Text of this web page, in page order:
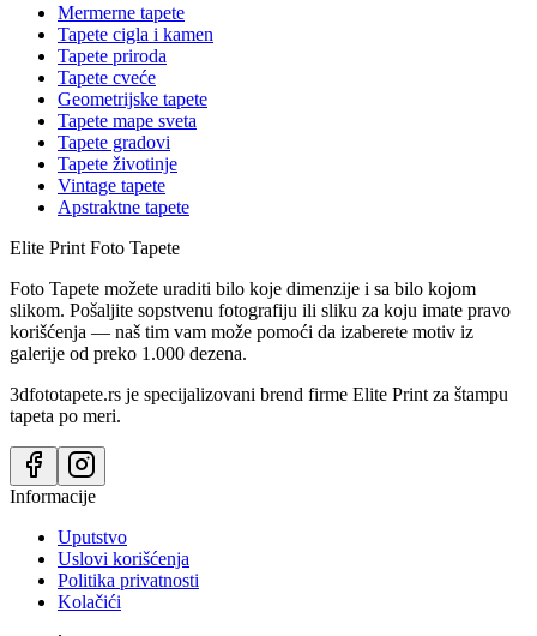
Mermerne tapete
Tapete cigla i kamen
Tapete priroda
Tapete cveće
Geometrijske tapete
Tapete mape sveta
Tapete gradovi
Tapete životinje
Vintage tapete
Apstraktne tapete
Elite Print Foto Tapete
Foto Tapete možete uraditi bilo koje dimenzije i sa bilo kojom
slikom. Pošaljite sopstvenu fotografiju ili sliku za koju imate pravo
korišćenja — naš tim vam može pomoći da izaberete motiv iz
galerije od preko 1.000 dezena.
3dfototapete.rs je specijalizovani brend firme Elite Print za štampu
tapeta po meri.
Informacije
Uputstvo
Uslovi korišćenja
Politika privatnosti
Kolačići